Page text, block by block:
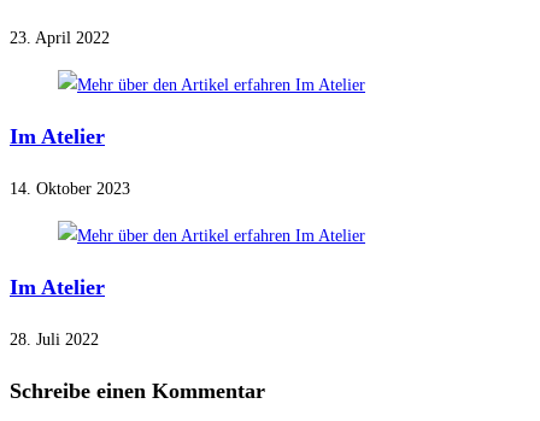
23. April 2022
Im Atelier
14. Oktober 2023
Im Atelier
28. Juli 2022
Schreibe einen Kommentar